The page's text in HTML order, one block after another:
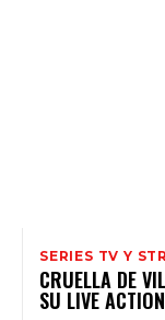
SERIES TV Y
CRUELLA DE
SU LIVE